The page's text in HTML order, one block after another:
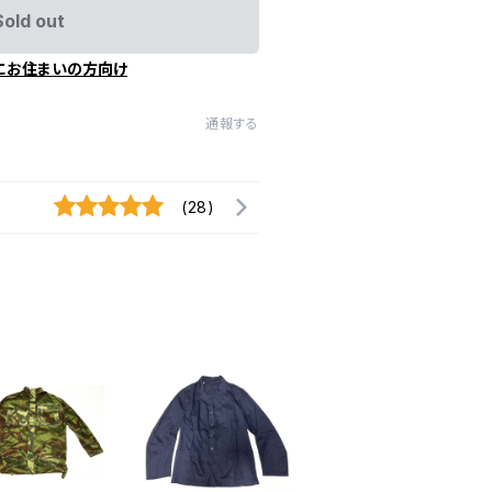
out
お住まいの方向け
通報する
(28)